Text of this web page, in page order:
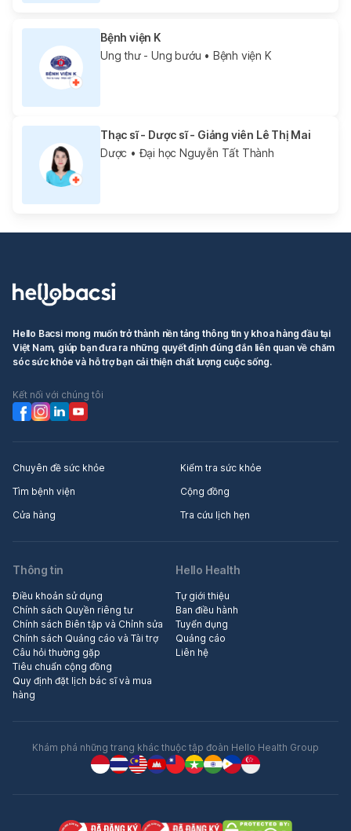
Bệnh viện K
Ung thư - Ung bướu • Bệnh viện K
Thạc sĩ - Dược sĩ - Giảng viên Lê Thị Mai
Dược • Đại học Nguyễn Tất Thành
Hello Bacsi mong muốn trở thành nền tảng thông tin y khoa hàng đầu tại
Việt Nam, giúp bạn đưa ra những quyết định đúng đắn liên quan về chăm
sóc sức khỏe và hỗ trợ bạn cải thiện chất lượng cuộc sống.
Kết nối với chúng tôi
Chuyên đề sức khỏe
Kiểm tra sức khỏe
Tìm bệnh viện
Cộng đồng
Cửa hàng
Tra cứu lịch hẹn
Thông tin
Điều khoản sử dụng
Chính sách Quyền riêng tư
Chính sách Biên tập và Chỉnh sửa
Chính sách Quảng cáo và Tài trợ
Câu hỏi thường gặp
Tiêu chuẩn cộng đồng
Quy định đặt lịch bác sĩ và mua
hàng
Hello Health
Tự giới thiệu
Ban điều hành
Tuyển dụng
Quảng cáo
Liên hệ
Khám phá những trang khác thuộc tập đoàn Hello Health Group